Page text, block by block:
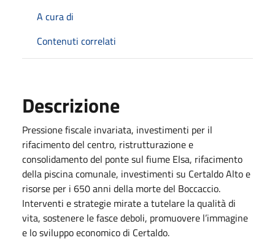
A cura di
Contenuti correlati
Descrizione
Pressione fiscale invariata, investimenti per il
rifacimento del centro, ristrutturazione e
consolidamento del ponte sul fiume Elsa, rifacimento
della piscina comunale, investimenti su Certaldo Alto e
risorse per i 650 anni della morte del Boccaccio.
Interventi e strategie mirate a tutelare la qualità di
vita, sostenere le fasce deboli, promuovere l’immagine
e lo sviluppo economico di Certaldo.